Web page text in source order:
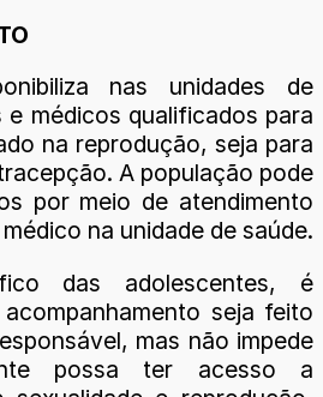
nas unidades de
e médicos qualificados para
na reprodução, seja para
A população pode
por meio de atendimento
na unidade de saúde.
das adolescentes, é
seja feito
mas não impede
possa ter acesso a